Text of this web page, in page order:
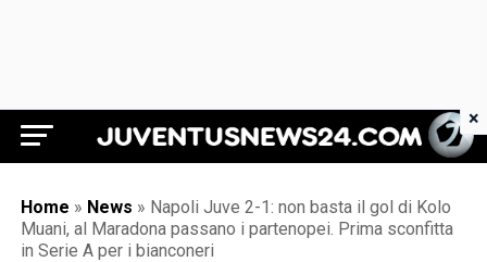
Juventus News 24
Home » News » Napoli Juve 2-1: non basta il gol di Kolo
Muani, al Maradona passano i partenopei. Prima sconfitta
in Serie A per i bianconeri
×